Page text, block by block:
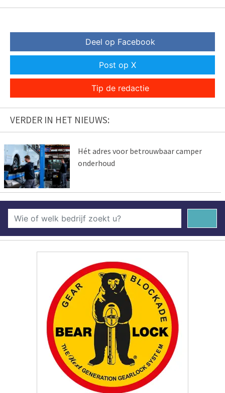
Deel op Facebook
Post op X
Tip de redactie
VERDER IN HET NIEUWS:
Hét adres voor betrouwbaar camper
onderhoud